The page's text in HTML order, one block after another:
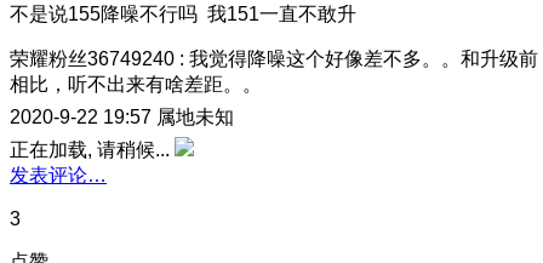
不是说155降噪不行吗 我151一直不敢升
荣耀粉丝36749240 : 我觉得降噪这个好像差不多。。和升级前
相比，听不出来有啥差距。。
2020-9-22 19:57 属地未知
正在加载, 请稍候...
发表评论…
3